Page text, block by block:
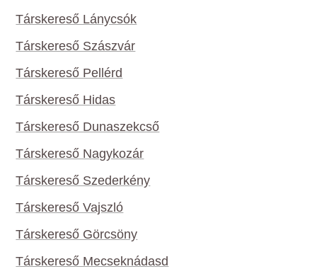
Társkereső Lánycsók
Társkereső Szászvár
Társkereső Pellérd
Társkereső Hidas
Társkereső Dunaszekcső
Társkereső Nagykozár
Társkereső Szederkény
Társkereső Vajszló
Társkereső Görcsöny
Társkereső Mecseknádasd